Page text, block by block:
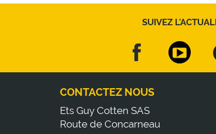
SUIVEZ
CONTACTEZ NOUS
Ets Guy Cotten SAS
Route de Concarneau